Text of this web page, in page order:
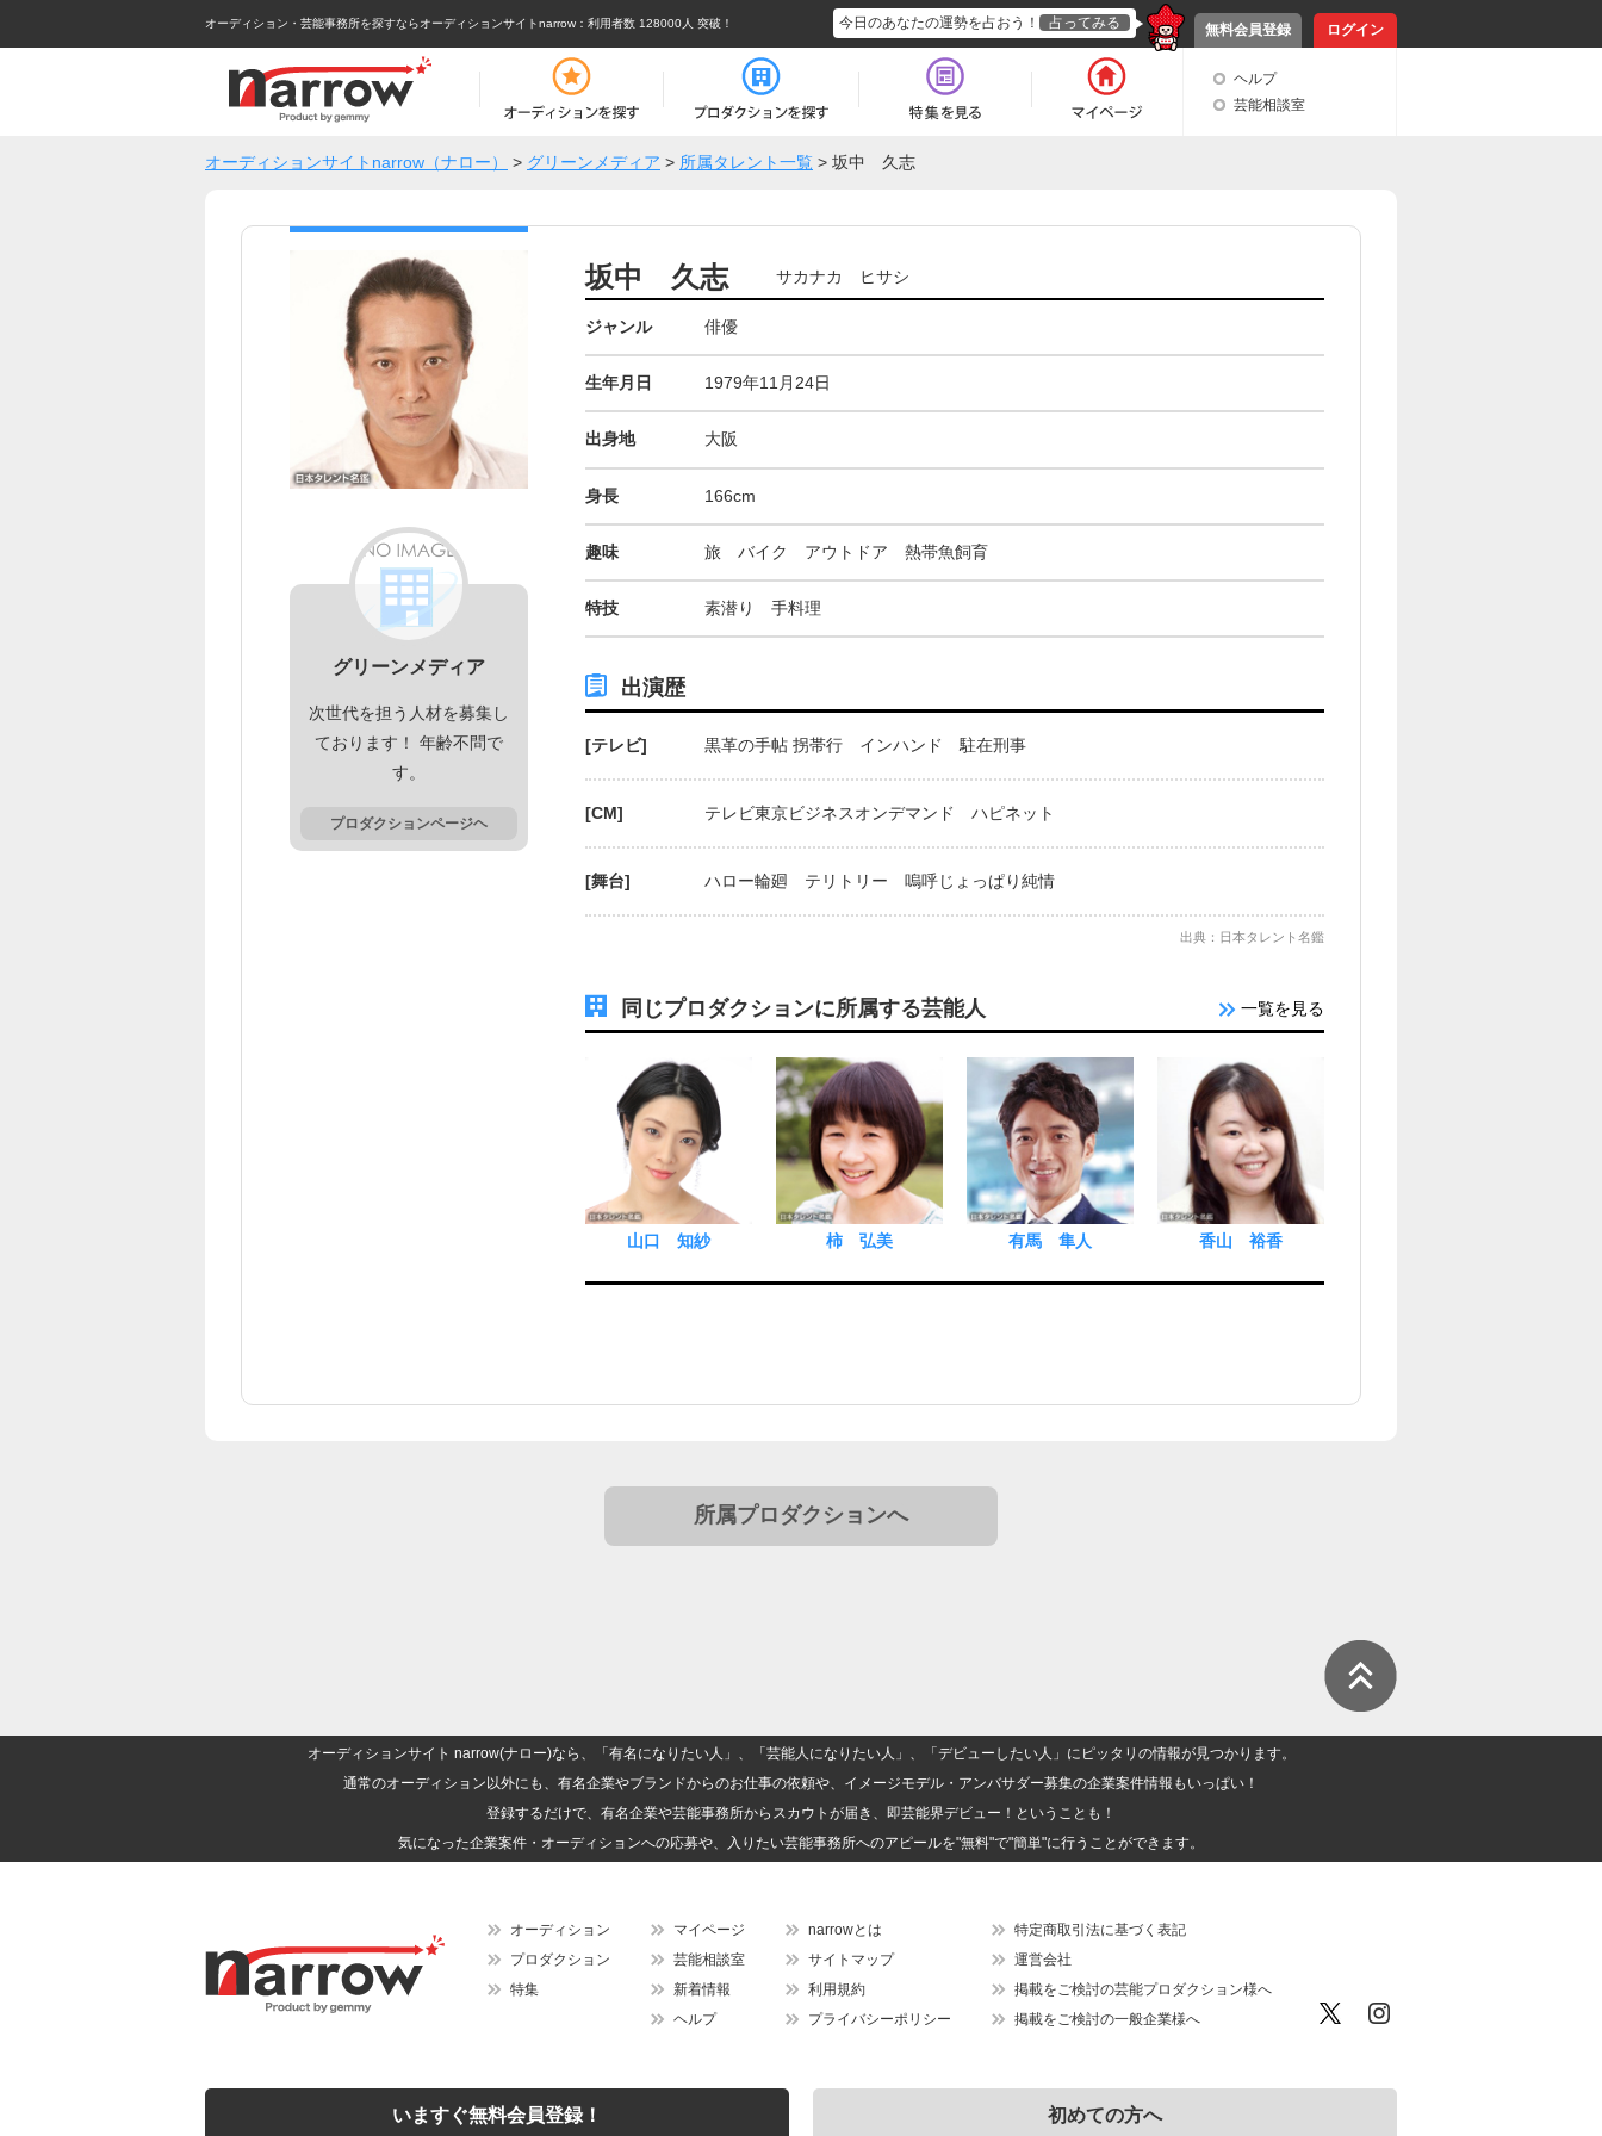
オーディション・芸能事務所を探すならオーディションサイトnarrow ：利用者数 128000人 突破！ 無料会員登録 ログイン
今日のあなたの運勢を占おう！ 占ってみる
ヘルプ
芸能相談室
オーディションサイトnarrow（ナロー） > グリーンメディア > 所属タレント一覧 > 坂中 久志
グリーンメディア
次世代を担う人材を募集し
ております！ 年齢不問で
す。
プロダクションページヘ
坂中 久志 サカナカ ヒサシ
ジャンル 俳優
生年月日 1979年11月24日
出身地 大阪
身長 166cm
趣味 旅 バイク アウトドア 熱帯魚飼育
特技 素潜り 手料理
出演歴
[テレビ] 黒革の手帖 拐帯行 インハンド 駐在刑事
[CM] テレビ東京ビジネスオンデマンド ハピネット
[舞台] ハロー輪廻 テリトリー 嗚呼じょっぱり純情
出典：日本タレント名鑑
同じプロダクションに所属する芸能人 一覧を見る
山口 知紗 柿 弘美 有馬 隼人 香山 裕香
所属プロダクションへ
オーディションサイト narrow(ナロー)なら、「有名になりたい人」、「芸能人になりたい人」、「デビューしたい人」にピッタリの情報が見つかります。
通常のオーディション以外にも、有名企業やブランドからのお仕事の依頼や、イメージモデル・アンバサダー募集の企業案件情報もいっぱい！
登録するだけで、有名企業や芸能事務所からスカウトが届き、即芸能界デビュー！ということも！
気になった企業案件・オーディションへの応募や、入りたい芸能事務所へのアピールを"無料"で"簡単"に行うことができます。
オーディション
プロダクション
特集
マイページ
芸能相談室
新着情報
ヘルプ
narrowとは
サイトマップ
利用規約
プライバシーポリシー
特定商取引法に基づく表記
運営会社
掲載をご検討の芸能プロダクション様へ
掲載をご検討の一般企業様へ
いますぐ無料会員登録！ 初めての方へ